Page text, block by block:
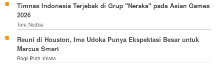
Timnas Indonesia Terjebak di Grup "Neraka" pada Asian Games
2026
Tora Nodisa
Reuni di Houston, Ime Udoka Punya Ekspektasi Besar untuk
Marcus Smart
Ragil Putri Irmalia